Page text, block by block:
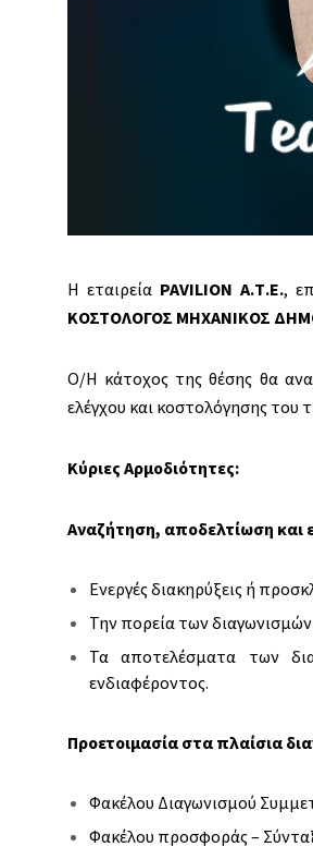
Η εταιρεία PAVILION Α.Τ.Ε.,
ΚΟΣΤΟΛΟΓΟΣ ΜΗΧΑΝΙΚΟΣ
Ο/Η κάτοχος της θέσης θα
ελέγχου και κοστολόγησης
Κύριες Αρμοδιότητες:
Αναζήτηση, αποδελτίωση και
Ενεργές διακηρύξεις ή
Την πορεία των
Τα αποτελέσματα των
ενδιαφέροντος.
Προετοιμασία στα πλαίσια
Φακέλου Διαγωνισμού
Φακέλου προσφοράς –